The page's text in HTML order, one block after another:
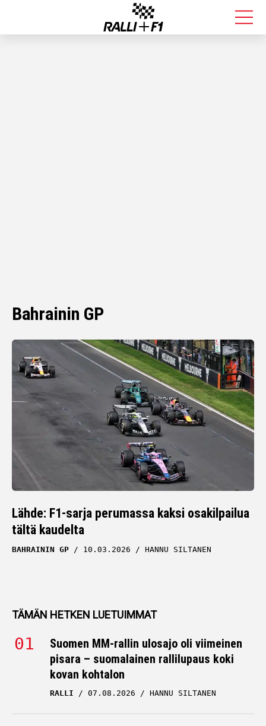
Bahrainin GP
Lähde: F1-sarja perumassa kaksi osakilpailua
tältä kaudelta
BAHRAININ GP 10.03.2026 HANNU SILTANEN
TÄMÄN HETKEN LUETUIMMAT
Suomen MM-rallin ulosajo oli viimeinen
pisara – suomalainen rallilupaus koki
kovan kohtalon
RALLI 07.08.2026 HANNU SILTANEN